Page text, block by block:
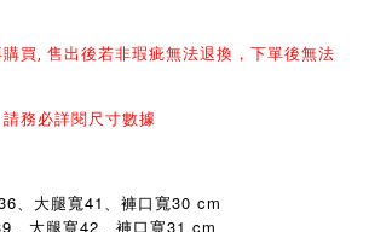
買, 售出後若非瑕疵無法退換，下單後無法
務必詳閱尺寸數據
、大腿寬41、褲口寬30 cm
、大腿寬42、褲口寬31 cm